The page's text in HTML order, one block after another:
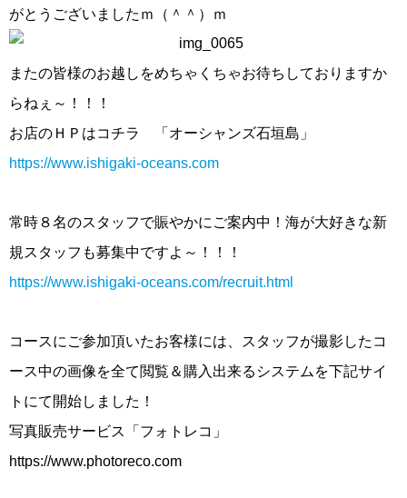
がとうございましたｍ（＾＾）ｍ
またの皆様のお越しをめちゃくちゃお待ちしておりますか
らねぇ～！！！
お店のＨＰはコチラ 「オーシャンズ石垣島」
https://www.ishigaki-oceans.com
常時８名のスタッフで賑やかにご案内中！海が大好きな新
規スタッフも募集中ですよ～！！！
https://www.ishigaki-oceans.com/recruit.html
コースにご参加頂いたお客様には、スタッフが撮影したコ
ース中の画像を全て閲覧＆購入出来るシステムを下記サイ
トにて開始しました！
写真販売サービス「フォトレコ」
https://www.photoreco.com